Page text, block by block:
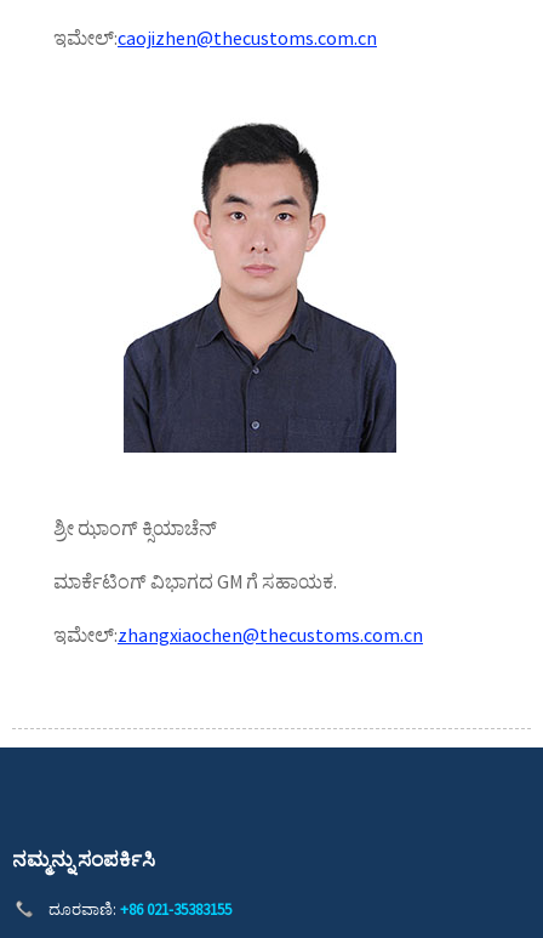
ಇಮೇಲ್:caojizhen@thecustoms.com.cn
ಶ್ರೀ ಝಾಂಗ್ ಕ್ಸಿಯಾಚೆನ್
ಮಾರ್ಕೆಟಿಂಗ್ ವಿಭಾಗದ GM ಗೆ ಸಹಾಯಕ.
ಇಮೇಲ್:zhangxiaochen@thecustoms.com.cn
ನಮ್ಮನ್ನು ಸಂಪರ್ಕಿಸಿ
ದೂರವಾಣಿ: +86 021-35383155